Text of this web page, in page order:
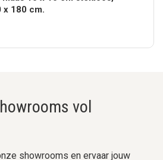
x 180 cm.
vol
showrooms en ervaar jouw